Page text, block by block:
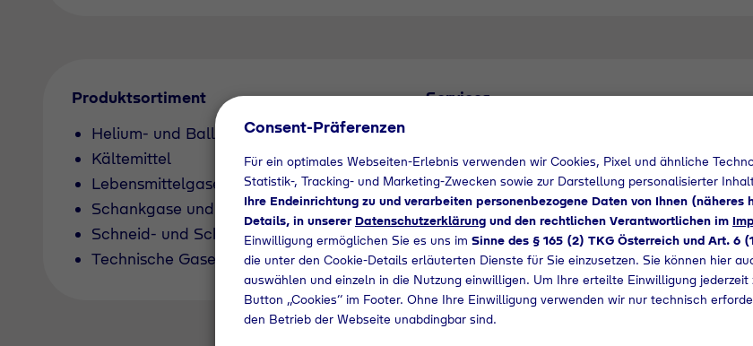
Produktsortiment
Helium- und Ballongas
Kältemittel
Lebensmittelgase
Schankgase und Kohlensäure für Getränke
Schneid- und Schweißgase
Technische Gase
Services
Consent-Präferenzen
Für ein optimales Webseiten-Erlebnis verwenden wir Cookies, Pixel und ähnliche
Statistik-, Tracking- und Marketing-Zwecken sowie zur Darstellung personalisierter
Ihre Endeinrichtung zu und verarbeiten personenbezogene Daten von Ihnen (näheres
Details, in unserer Datenschutzerklärung und den rechtlichen Verantwortlichen im
Einwilligung ermöglichen Sie es uns im Sinne des § 165 (2) TKG Österreich und Art. 6
die unter den Cookie-Details erläuterten Dienste für Sie einzusetzen. Sie können hier
auswählen und einzeln in die Nutzung einwilligen. Um Ihre erteilte Einwilligung
Button „Cookies“ im Footer. Ohne Ihre Einwilligung verwenden wir nur technisch
den Betrieb der Webseite unabdingbar sind.